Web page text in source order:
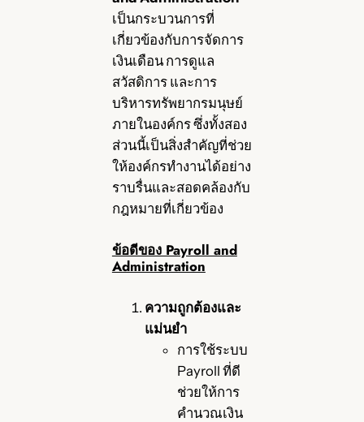
เป็นกระบวนการที่
เกี่ยวข้องกับการจัดการ
เงินเดือน การดูแล
สวัสดิการ และการ
บริหารทรัพยากรมนุษย์
ภายในองค์กร ซึ่งทั้งสอง
ส่วนนี้เป็นสิ่งสำคัญที่ช่วย
ให้องค์กรทำงานได้อย่าง
ราบรื่นและสอดคล้องกับ
กฎหมายที่เกี่ยวข้อง
ข้อดีของ Payroll and
Administration
ความถูกต้องและ
แม่นยำ
การใช้ระบบ
Payroll ที่ดี
ช่วยให้การ
คำนวณเงิน